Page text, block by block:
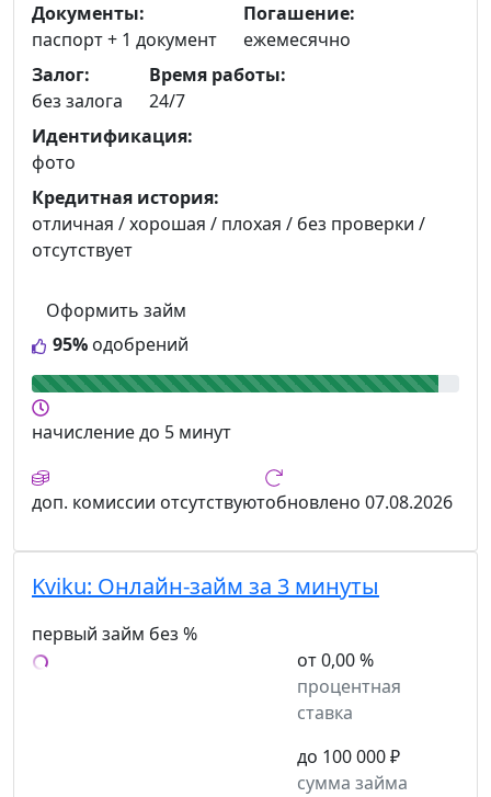
95% одобрений
Оформить займ
Документы:
паспорт + 1 документ
Погашение:
ежемесячно
Залог:
без залога
Время работы:
24/7
Идентификация:
фото
Кредитная история:
отличная / хорошая / плохая / без проверки /
отсутствует
начислениедо 5 минут
доп. комиссии отсутствуютобновлено 07.08.2026
Kviku: Онлайн-займ за 3 минуты
первый займ без %
от 0,00 %
процентная
ставка
до 100 000 ₽
сумма займа